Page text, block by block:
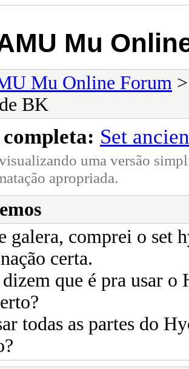
Mu
Mu Online Forum
BK
Set
uma versão
apropriada.
galera, comprei o set
certa.
que é pra usar
todas as partes do